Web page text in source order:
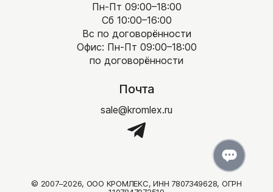
Цветные кладочные смеси
Материалы для мощения
Заборные блоки
Бордюры металл/пластик
Пн-Пт 09:00–18:00
Сб 10:00–16:00
Вс по договорённости
Офис: Пн-Пт 09:00–18:00
по договорённости
Почта
sale@kromlex.ru
© 2007–2026, ООО КРОМЛЕКС, ИНН 7807349628, ОГРН